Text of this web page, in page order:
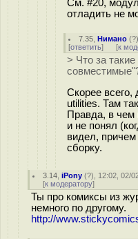
См. #20,
отладить не
7.35 ,Нимано (?
[ответить] [к
> Что за
Скорее
utilities. Там
Правда, в чем
и не понял
видел,
сборку.
3.14 ,iPony (?), 12:02, 02/
[к модератору]
Ты про комиксы из
немного по другому.
http://